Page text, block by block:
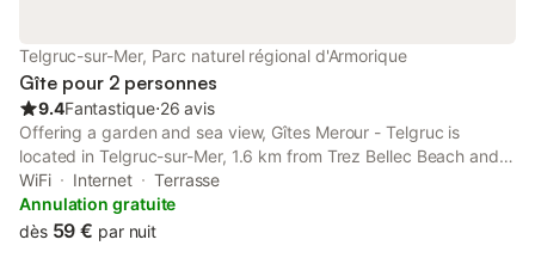
manquez pas le village médiéval de Locronan, considéré
comme l'un des plus beaux villages de France et qui a servi de
décor à de nomb
Telgruc-sur-Mer, Parc naturel régional d'Armorique
Gîte pour 2 personnes
9.4Fantastique⋅26 avis
Offering a garden and sea view, Gîtes Merour - Telgruc is
located in Telgruc-sur-Mer, 1.6 km from Trez Bellec Beach and
38 km from Breton County Museum. This beachfront property
offers access to free WiFi and free private parking.
WiFi Internet
Terrasse
Annulation gratuite
dès 59 € par nuit